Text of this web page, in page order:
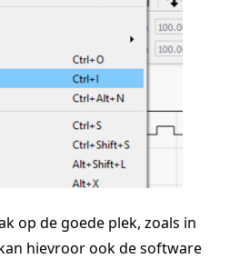
op de goede plek, zoals in
hievroor ook de software